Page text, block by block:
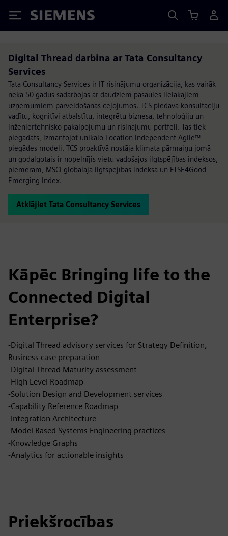
Siemens
Digital Thread darbina ar Tata Consultancy
Services
Tata Consultancy Services ir IT risinājumu organizācija, kas vairāk
nekā 50 gadus sadarbojas ar daudziem pasaules lielākajiem
uzņēmumiem pārveidošanas ceļojumos. TCS piedāvā konsultāciju
vadītu, kognitīvi atbalstītu, integrētu biznesa, tehnoloģiju un
inženiertehnisko pakalpojumu un risinājumu portfeli. Tas tiek
piegādāts, izmantojot unikālo Location Independent Agile™
piegādes modeli. TCS proaktīvā nostāja klimata pārmaiņu jomā
un godalgotais ir nopelnījis vietu vadošajos ilgtspējības indeksos,
piemēram, MSCI globālajā ilgtspējības indeksā un FTSE4Good
Emerging Index.
Atklājiet Tata Consultancy Services
Kāpēc Bringing life to the
Connected Digital
Enterprise?
-Digital Thread advisory services for Strategy Definition,
Business case preparation
-Digital Thread Maturity assessment
-High Level Roadmap
-Solution Design and Development services
-Capability Reference Roadmap
-Integration Architecture
-Model Based Systems Engineering practices
-Knowledge Graphs
-Analytics for actionable insights
Priekšrocības